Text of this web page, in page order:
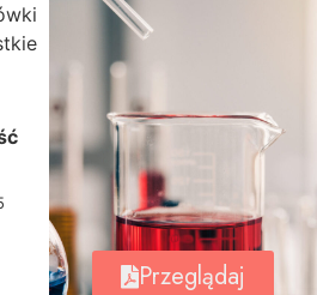
Przeglądaj